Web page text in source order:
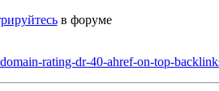
в форуме
rating-dr-40-ahref-on-top-